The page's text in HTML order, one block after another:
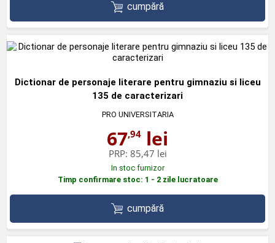
cumpără
Dictionar de personaje literare pentru gimnaziu si liceu
135 de caracterizari
PRO UNIVERSITARIA
67,94 lei
PRP: 85,47 lei
In stoc furnizor
Timp confirmare stoc: 1 - 2 zile lucratoare
cumpără